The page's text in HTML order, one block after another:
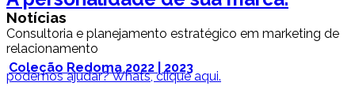
Consultoria e planejamento estratégico em marketing de
relacionamento
podemos ajudar? Whats, clique aqui.
Notícias
Coleção Redoma 2022 | 2023